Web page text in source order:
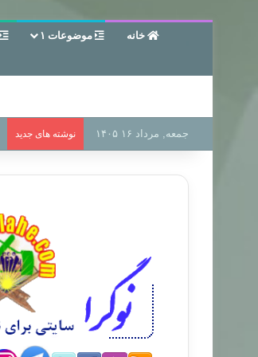
خانه موضوعات ۱
جمعه, مرداد ۱۶ ۱۴۰۵ نوشته های جدید